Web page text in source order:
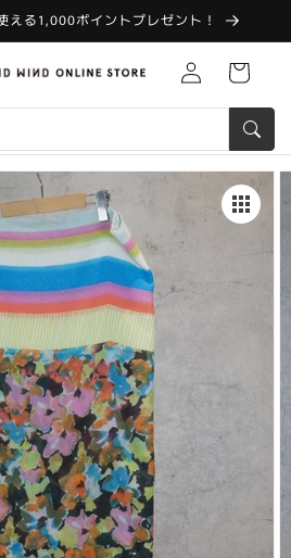
える1,000ポイントプレゼント！
Translation
missing:
カ
ー